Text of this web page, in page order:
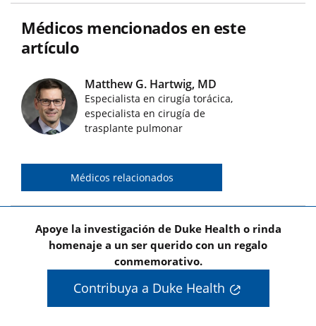
Médicos mencionados en este
artículo
Imágenes de médicos destacados
Matthew G. Hartwig, MD
Especialista en cirugía torácica,
especialista en cirugía de
trasplante pulmonar
Médicos relacionados
Apoye la investigación de Duke Health o rinda
homenaje a un ser querido con un regalo
conmemorativo.
Contribuya a Duke Health